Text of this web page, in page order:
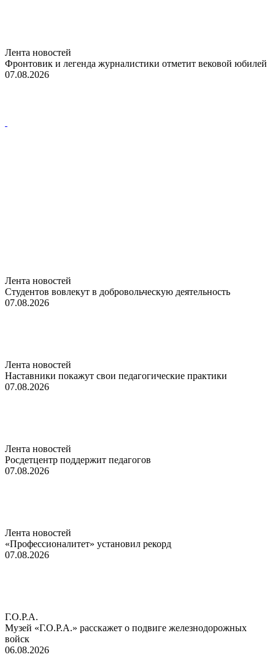
Лента новостей
Фронтовик и легенда журналистики отметит вековой юбилей
07.08.2026
Лента новостей
Студентов вовлекут в добровольческую деятельность
07.08.2026
Лента новостей
Наставники покажут свои педагогические практики
07.08.2026
Лента новостей
Росдетцентр поддержит педагогов
07.08.2026
Лента новостей
«Профессионалитет» установил рекорд
07.08.2026
Г.О.Р.А.
Музей «Г.О.Р.А.» расскажет о подвиге железнодорожных
войск
06.08.2026